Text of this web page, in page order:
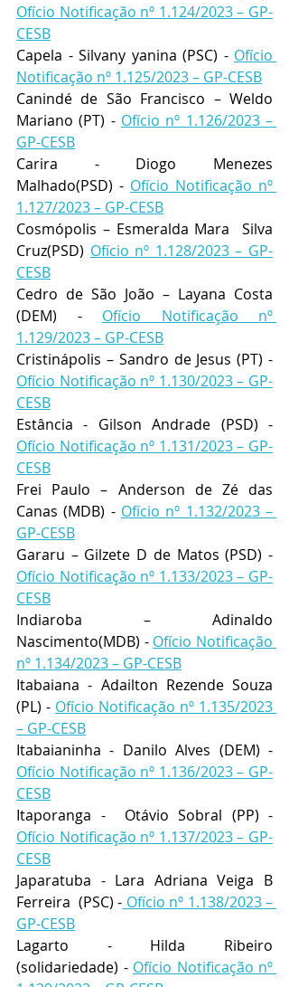
Ofício Notificação nº 1.124/2023 – GP-
CESB
Capela - Silvany yanina (PSC) - Ofício
Notificação nº 1.125/2023 – GP-CESB
Canindé de São Francisco – Weldo
Mariano (PT) - Ofício nº 1.126/2023 –
GP-CESB
Carira - Diogo Menezes
Malhado(PSD) - Ofício Notificação nº
1.127/2023 – GP-CESB
Cosmópolis – Esmeralda Mara  Silva
Cruz(PSD) Ofício nº 1.128/2023 – GP-
CESB
Cedro de São João – Layana Costa
(DEM) - Ofício Notificação nº
1.129/2023 – GP-CESB
Ofício Notificação nº 1.130/2023 – GP-
CESB
Ofício Notificação nº 1.131/2023 – GP-
CESB
Frei Paulo – Anderson de Zé das
Canas (MDB) - Ofício nº 1.132/2023 –
GP-CESB
Ofício Notificação nº 1.133/2023 – GP-
CESB
Indiaroba – Adinaldo
Nascimento(MDB) - Ofício Notificação
nº 1.134/2023 – GP-CESB
Itabaiana - Adailton Rezende Souza
(PL) - Ofício Notificação nº 1.135/2023
– GP-CESB
Ofício Notificação nº 1.136/2023 – GP-
CESB
Ofício Notificação nº 1.137/2023 – GP-
CESB
Japaratuba - Lara Adriana Veiga B
Ferreira  (PSC) - Ofício nº 1.138/2023 –
GP-CESB
Lagarto - Hilda Ribeiro
(solidariedade) - Ofício Notificação nº